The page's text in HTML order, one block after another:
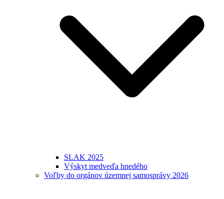
SLAK 2025
Výskyt medveďa hnedého
Voľby do orgánov územnej samosprávy 2026